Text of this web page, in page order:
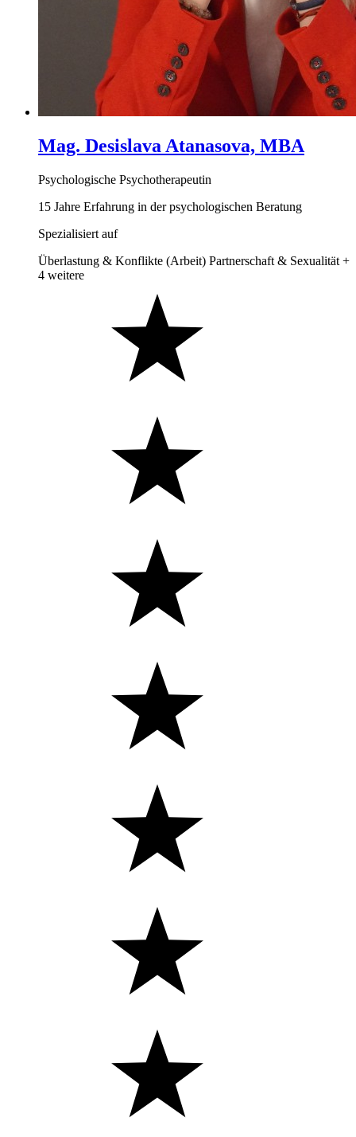
Mag. Desislava Atanasova, MBA
Psychologische Psychotherapeutin
15 Jahre Erfahrung in der psychologischen Beratung
Spezialisiert auf
Überlastung & Konflikte (Arbeit) Partnerschaft & Sexualität +
4 weitere